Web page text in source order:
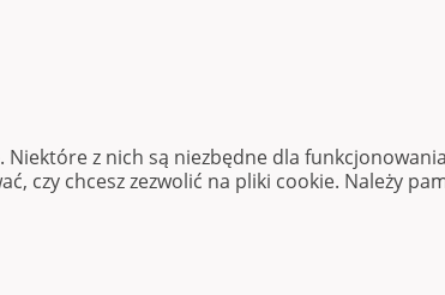
z nich są niezbędne dla
czy chcesz zezwolić na pliki cookie. Należy